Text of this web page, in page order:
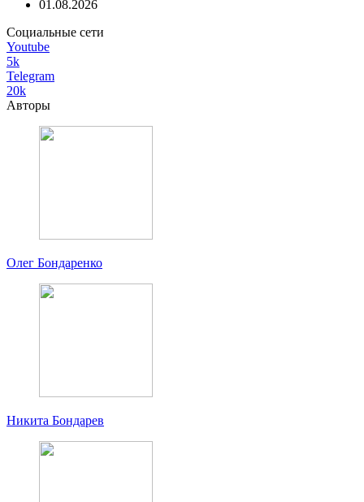
01.08.2026
Социальные сети
Youtube
5k
Telegram
20k
Авторы
Олег Бондаренко
Никита Бондарев